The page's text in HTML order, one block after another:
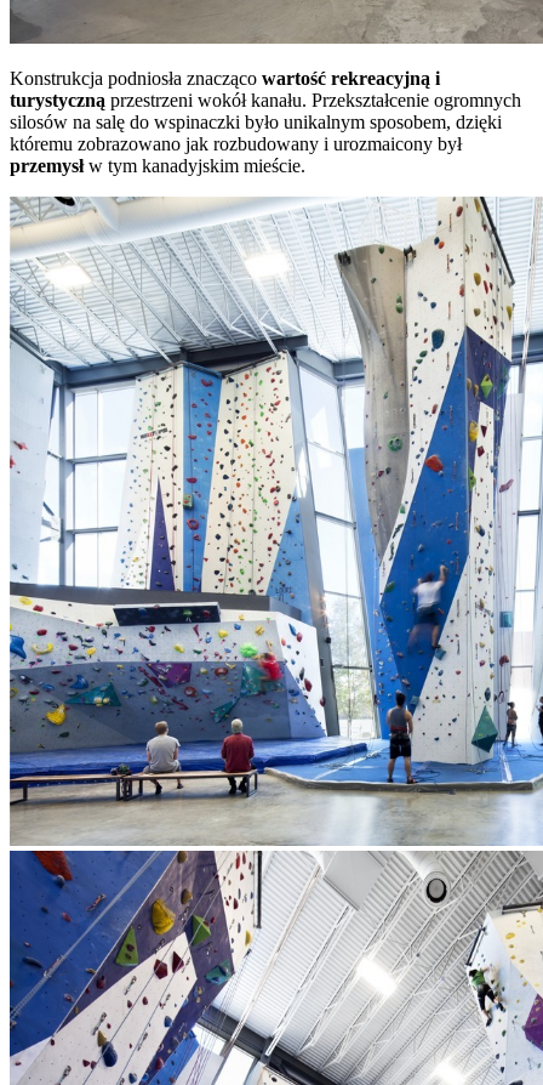
Konstrukcja podniosła znacząco wartość rekreacyjną i
turystyczną przestrzeni wokół kanału. Przekształcenie ogromnych
silosów na salę do wspinaczki było unikalnym sposobem, dzięki
któremu zobrazowano jak rozbudowany i urozmaicony był
przemysłw tym kanadyjskim mieście.